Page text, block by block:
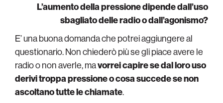
L’aumento della pressione dipende dall’uso
sbagliato delle radio o dall’agonismo?
E’ una buona domanda che potrei aggiungere al
questionario. Non chiederò più se gli piace avere le
radio o non averle, mavorrei capire se dal loro uso
derivi troppa pressione o cosa succede se non
ascoltano tutte le chiamate.